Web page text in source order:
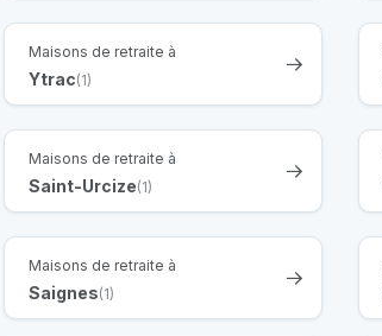
Maisons de retraite à
Ytrac(1)
Maisons de retraite à
Saint-Urcize(1)
Maisons de retraite à
Saignes(1)